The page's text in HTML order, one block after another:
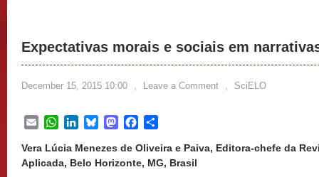
Expectativas morais e sociais em
December 15, 2015 10:00 , Leave a Comment , SciELO
EmailWhatsApp
LinkedInBlueskyMastodonFacebook
Vera Lúcia Menezes de Oliveira e Paiva, Editora-chefe da
Aplicada, Belo Horizonte, MG, Brasil